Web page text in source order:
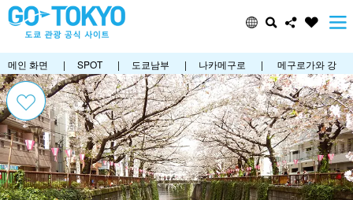
메인 화면 | SPOT | 도쿄남부 | 나카메구로 | 메구로가와 강